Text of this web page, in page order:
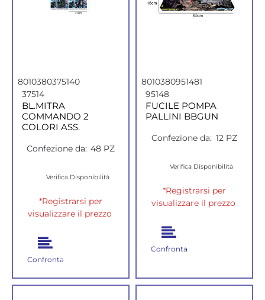
8010380375140
37514
BL.MITRA
COMMANDO 2
COLORI ASS.
Confezione da: 48 PZ
Verifica Disponibilità
*Registrarsi per
visualizzare il prezzo
Confronta
8010380951481
95148
FUCILE POMPA
PALLINI BBGUN
Confezione da: 12 PZ
Verifica Disponibilità
*Registrarsi per
visualizzare il prezzo
Confronta